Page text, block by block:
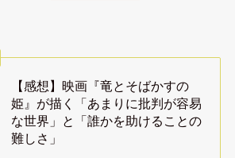
【感想】映画『竜とそばかすの
姫』が描く「あまりに批判が容易
な世界」と「誰かを助けることの
難しさ」